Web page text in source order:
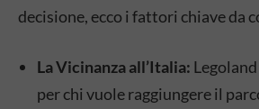
decisione, ecco i fattori chiave da
La Vicinanza all’Italia:
per chi vuole raggiungere il